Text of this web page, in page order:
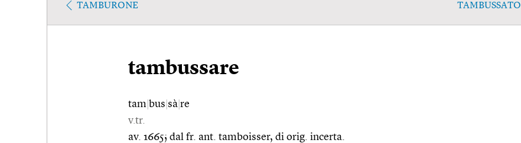
TAMBURONE TAMBUSSATO
tambussare
tam bus sà re
v.tr.
av. 1665; dal fr. ant. tamboisser, di orig. incerta.